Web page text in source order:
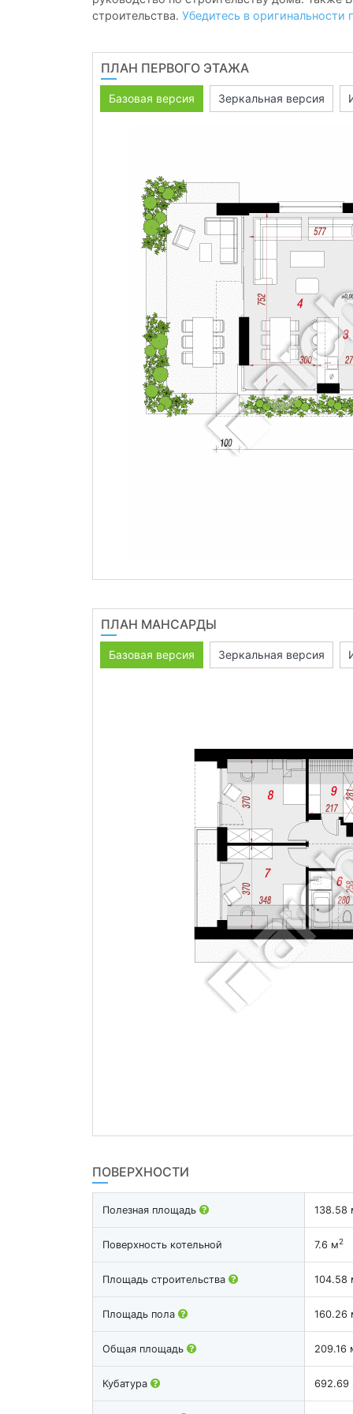
строительства. Убедитесь в оригинальности
ПЛАН ПЕРВОГО ЭТАЖА
Базовая версия Зеркальная версия
ПЛАН МАНСАРДЫ
Базовая версия Зеркальная версия
ПОВЕРХНОСТИ
Полезная площадь 138.58
Поверхность котельной 7.6 м2
Площадь строительства 104.58
Площадь пола 160.26
Общая площадь 209.16
Кубатура 692.69